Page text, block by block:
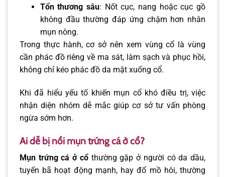
Tổn thương sâu: Nốt cục, nang hoặc cục gồ
không đầu thường đáp ứng chậm hơn nhân
mụn nông.
Trong thực hành, cơ sở nên xem vùng cổ là vùng
cần phác đồ riêng về ma sát, làm sạch và phục hồi,
không chỉ kéo phác đồ da mặt xuống cổ.
Khi đã hiểu yếu tố khiến mụn cổ khó điều trị, việc
nhận diện nhóm dễ mắc giúp cơ sở tư vấn phòng
ngừa sớm hơn.
Ai dễ bị nổi mụn trứng cá ở cổ?
Mụn trứng cá ở cổthường gặp ở người có da dầu,
tuyến bã hoạt động mạnh, hay đổ mồ hôi, thường